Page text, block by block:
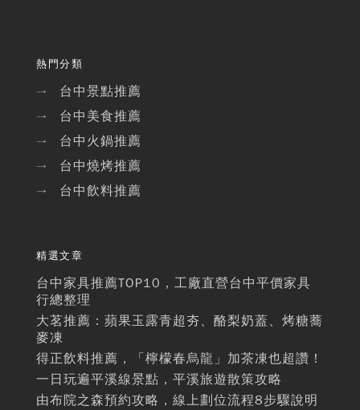
熱門分類
→ 台中景點推薦
→ 台中美食推薦
→ 台中火鍋推薦
→ 台中燒烤推薦
→ 台中飲料推薦
精選文章
台中家具推薦TOP10，工廠直營台中平價家具
行總整理
大茗推薦：蘋果玉露青超夯、酪梨奶蓋、烤糖蕎
麥凍
得正飲料推薦，「檸檬春烏龍」加茶凍也超讚！
一日玩遍平溪線景點，平溪旅遊散策攻略
由布院之森預約攻略，線上劃位流程8步驟說明